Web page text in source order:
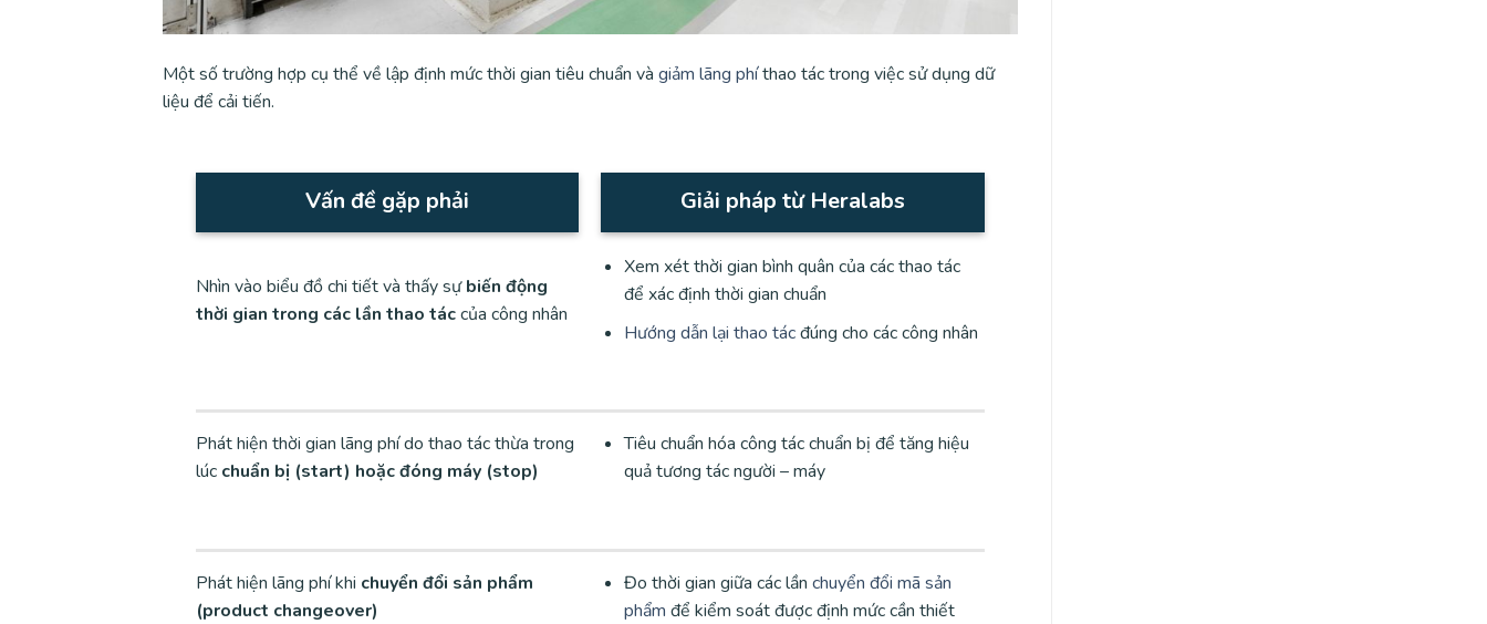
Một số trường hợp cụ thể về lập định mức thời gian tiêu chuẩn và giảm lãng phíthao tác trong việc sử dụng dữ
liệu để cải tiến.
Vấn đề gặp phải Giải pháp từ Heralabs
Nhìn vào biểu đồ chi tiết và thấy sựbiến động
thời gian trong các lần thao táccủa công nhân
Xem xét thời gian bình quân của các thao tác
để xác định thời gian chuẩn
Hướng dẫn lại thao tácđúng cho các công nhân
Phát hiện thời gian lãng phí do thao tác thừa trong
lúc chuẩn bị (start) hoặc đóng máy (stop)
Tiêu chuẩn hóa công tác chuẩn bị để tăng hiệu
quả tương tác người – máy
Phát hiện lãng phí khi chuyển đổi sản phẩm
(product changeover)
Đo thời gian giữa các lần chuyển đổi mã sản
phẩm để kiểm soát được định mức cần thiết